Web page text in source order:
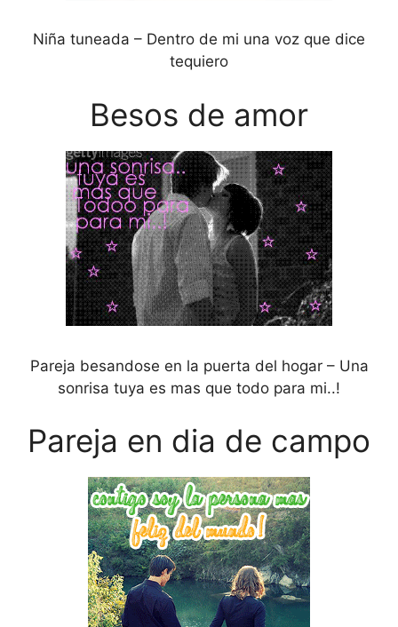
Niña tuneada – Dentro de mi una voz que dice
tequiero
Besos de amor
Pareja besandose en la puerta del hogar – Una
sonrisa tuya es mas que todo para mi..!
Pareja en dia de campo